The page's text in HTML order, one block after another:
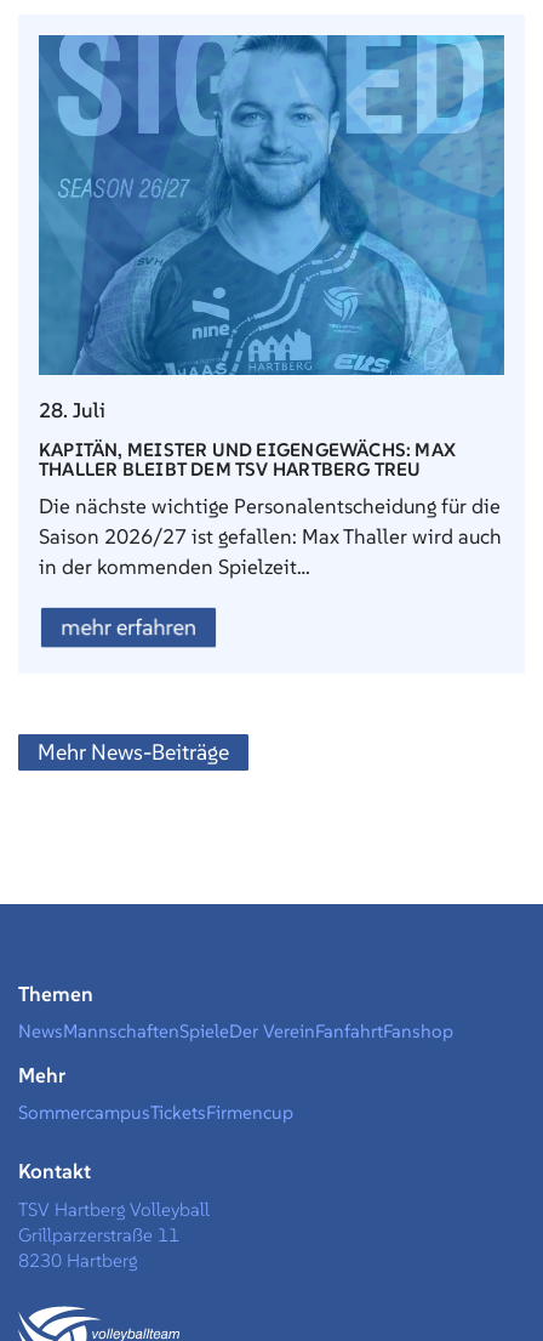
28. Juli
KAPITÄN, MEISTER UND EIGENGEWÄCHS: MAX
THALLER BLEIBT DEM TSV HARTBERG TREU
Die nächste wichtige Personalentscheidung für die
Saison 2026/27 ist gefallen: Max Thaller wird auch
in der kommenden Spielzeit…
mehr erfahren
Mehr News-Beiträge
Themen
NewsMannschaftenSpieleDer VereinFanfahrtFanshop
Mehr
SommercampusTicketsFirmencup
Kontakt
TSV Hartberg Volleyball
Grillparzerstraße 11
8230 Hartberg